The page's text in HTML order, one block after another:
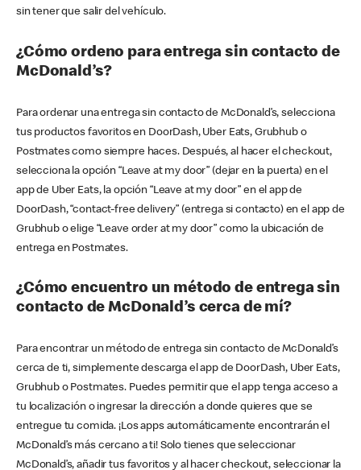
sin tener que salir del vehículo.
¿Cómo ordeno para entrega sin contacto de
McDonald’s?
Para ordenar una entrega sin contacto de McDonald’s, selecciona
tus productos favoritos en DoorDash, Uber Eats, Grubhub o
Postmates como siempre haces. Después, al hacer el checkout,
selecciona la opción “Leave at my door” (dejar en la puerta) en el
app de Uber Eats, la opción “Leave at my door” en el app de
DoorDash, “contact-free delivery” (entrega si contacto) en el app de
Grubhub o elige “Leave order at my door” como la ubicación de
entrega en Postmates.
¿Cómo encuentro un método de entrega sin
contacto de McDonald’s cerca de mí?
Para encontrar un método de entrega sin contacto de McDonald’s
cerca de ti, simplemente descarga el app de DoorDash, Uber Eats,
Grubhub o Postmates. Puedes permitir que el app tenga acceso a
tu localización o ingresar la dirección a donde quieres que se
entregue tu comida. ¡Los apps automáticamente encontrarán el
McDonald’s más cercano a ti! Solo tienes que seleccionar
McDonald’s, añadir tus favoritos y al hacer checkout, seleccionar la